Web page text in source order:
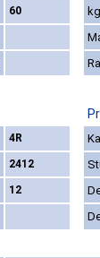
60
4R
2412
12